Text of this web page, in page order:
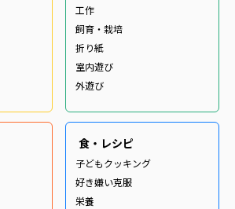
工作
飼育・栽培
折り紙
室内遊び
外遊び
食・レシピ
子どもクッキング
好き嫌い克服
栄養